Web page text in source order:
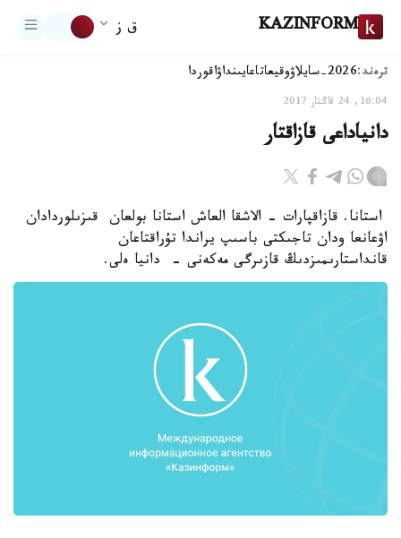
KAZINFORM ق ز
ترەند:2026-سايلاۋ وقيعاتاعايىنداۋاقوردا
16:04, 24 قاڭتار 2017
دانياداعى قازاقتار
استانا. قازاقپارات - الاشقا العاش استانا بولعان قىزىلوردادان
اۋعانعا ودان تاجىكتى باسىپ يراندا تۇراقتاعان
قانداستارىمىزدىڭ قازىرگى مەكەنى - دانيا ەلى.